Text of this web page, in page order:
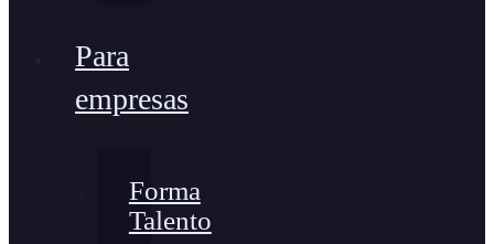
Para
empresas
Forma
Talento